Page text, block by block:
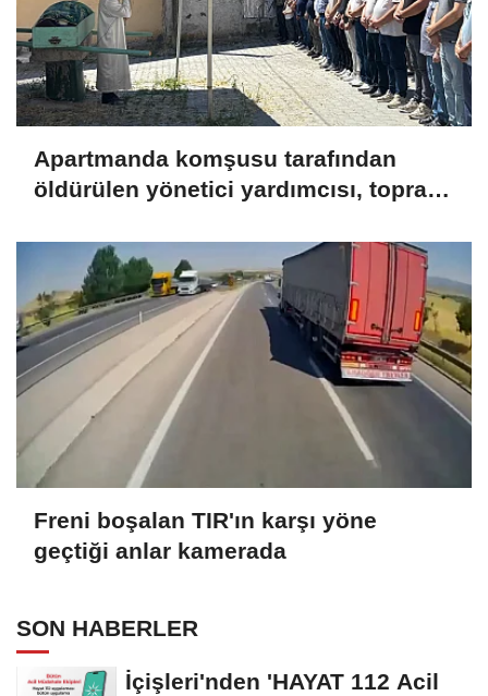
Apartmanda komşusu tarafından
öldürülen yönetici yardımcısı, toprağa
Freni boşalan TIR'ın karşı yöne
geçtiği anlar kamerada
SON HABERLER
İçişleri'nden 'HAYAT 112 Acil